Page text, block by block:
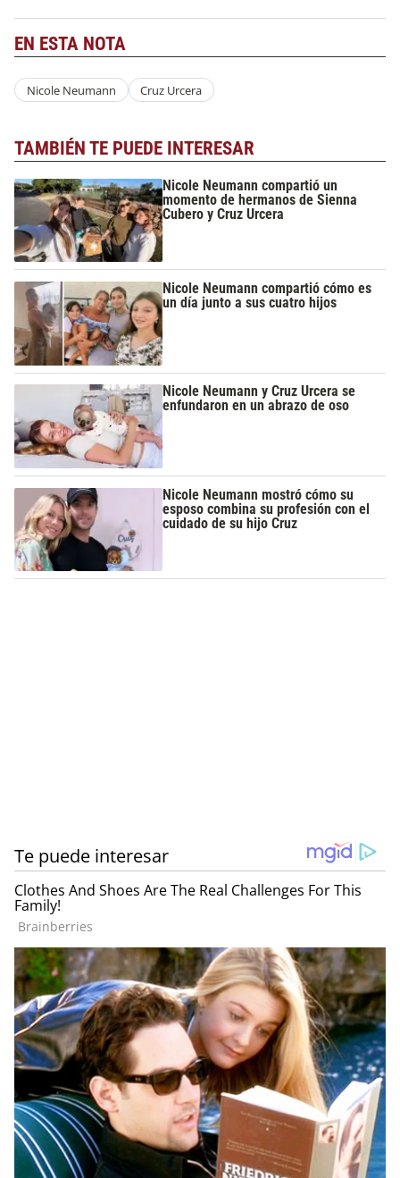
EN ESTA NOTA
Nicole Neumann Cruz Urcera
TAMBIÉN TE PUEDE INTERESAR
Nicole Neumann compartió un
momento de hermanos de Sienna
Cubero y Cruz Urcera
Nicole Neumann compartió cómo es
un día junto a sus cuatro hijos
Nicole Neumann y Cruz Urcera se
enfundaron en un abrazo de oso
Nicole Neumann mostró cómo su
esposo combina su profesión con el
cuidado de su hijo Cruz